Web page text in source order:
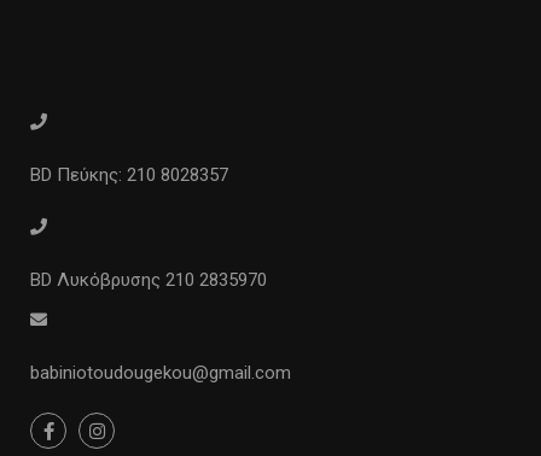
BD Πεύκης: 210 8028357
BD Λυκόβρυσης 210 2835970
babiniotoudougekou@gmail.com